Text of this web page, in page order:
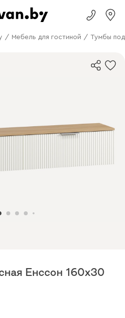
/ Мебель для гостиной / Тумбы
Енссон 160x30